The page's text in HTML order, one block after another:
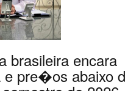
brasileira encara
e pre�os abaixo